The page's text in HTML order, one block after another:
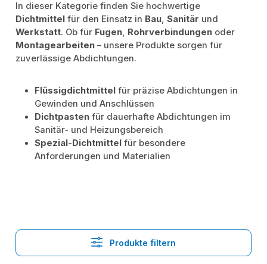
In dieser Kategorie finden Sie hochwertige
Dichtmittel für den Einsatz in Bau,Sanitär und
Werkstatt. Ob für Fugen, Rohrverbindungen oder
Montagearbeiten – unsere Produkte sorgen für
zuverlässige Abdichtungen.
Flüssigdichtmittel für präzise Abdichtungen in
Gewinden und Anschlüssen
Dichtpasten für dauerhafte Abdichtungen im
Sanitär- und Heizungsbereich
Spezial-Dichtmittel für besondere
Anforderungen und Materialien
Produkte filtern